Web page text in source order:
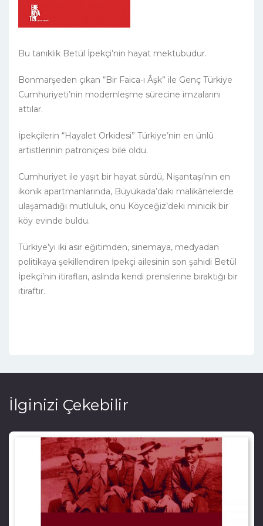
Bu tanıklık Betül İpekçi’nin hayat mektubudur.
Bonmarşeden çıkan “Bir Faica-ı Âşk” ile Genç Türkiye
Cumhuriyeti’nin modernleşme sürecine imzalarını
attılar.
İpekçilerin “Hayalet Orkidesi” Türkiye’nin en ünlü
artistlerinin patroniçesi bile oldu.
Cumhuriyet ile yaşıt bir hayat sürdü, Nişantaşı’nın en
ikonik apartmanlarında, Büyükada’daki malikânelerde
ulaşamadığı mutluluk, onu Köyceğiz’deki minicik bir
köy evinde buldu.
Türkiye’yi iki asır eğitimden, sinemaya, medyadan
politikaya şekillendiren İpekçi ailesinin son şahidi Betül
İpekçi’nin itirafları, aslında kendi prenslerine bıraktığı bir
itiraftır.
İlginizi Çekebilir